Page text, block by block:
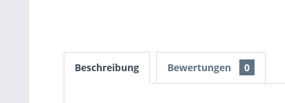
Beschreibung Bewertungen 0